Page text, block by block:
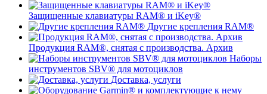
Защищенные клавиатуры RAM® и iKey®
Другие крепления RAM®
Продукция RAM®, снятая с производства. Архив
Наборы
инструментов SBV® для мотоциклов
Доставка, услуги